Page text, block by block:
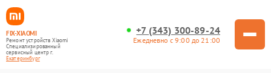
FIX-XIAOMI
Ремонт устройств Xiaomi
Специализированный
cервисный центр г.
Екатеринбург
+7 (343) 300-89-24
Ежедневно с 9:00 до 21:00